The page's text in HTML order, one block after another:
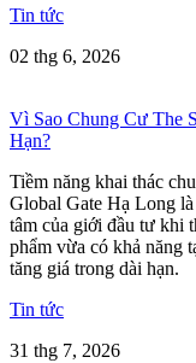
Tin tức
02 thg 6, 2026
Vì Sao Chung Cư The
Hạn?
Tiềm năng khai thác
Global Gate Hạ Long
tâm của giới đầu tư khi
phẩm vừa có khả năng
tăng giá trong dài hạn.
Tin tức
31 thg 7, 2026